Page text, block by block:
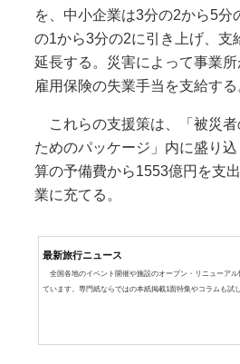
を、中小企業は3分の2から5分
の1から3分の2に引き上げ、支
延長する。災害によって事業所
雇用保険の失業手当を支給する
これらの支援策は、「被災者
ためのパッケージ」内に盛り
算の予備費から1553億円を支
業に充てる。
最新旅行ニュース
全国各地のイベント開催や施設のオープン・リニューアル
ています。専門紙ならではの本紙掲載1面特集やコラムも試